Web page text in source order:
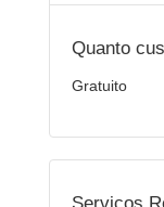
Quanto
Gratuito
Serviços